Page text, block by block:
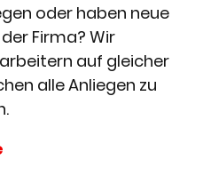
oder haben neue
Firma? Wir
auf gleicher
alle Anliegen zu